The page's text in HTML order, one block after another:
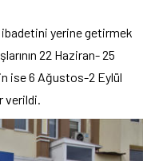
ibadetini yerine getirmek
22 Haziran- 25
ise 6 Ağustos-2 Eylül
verildi.